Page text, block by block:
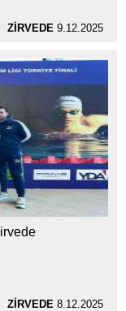
ZİRVEDE9.12.2025
ZİRVEDE8.12.2025